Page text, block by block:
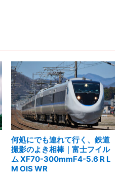
何処にでも連れて行く、鉄道
撮影のよき相棒｜富士フイル
ム XF70-300mmF4-5.6 R L
M OIS WR